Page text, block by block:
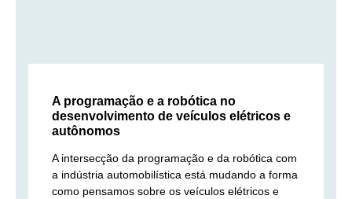
A programação e a robótica no
desenvolvimento de veículos elétricos e
autônomos
A intersecção da programação e da robótica com
a indústria automobilística está mudando a forma
como pensamos sobre os veículos elétricos e